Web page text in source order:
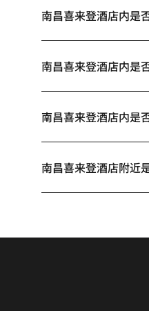
南昌喜来登酒店内是
南昌喜来登酒店内是
南昌喜来登酒店内是
南昌喜来登酒店附近